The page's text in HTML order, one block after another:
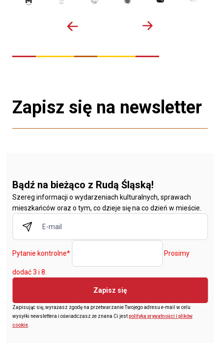
Zapisz się na newsletter
Bądź na bieżąco z Rudą Śląską!
Szereg informacji o wydarzeniach kulturalnych, sprawach
mieszkańców oraz o tym, co dzieje się na co dzień w mieście.
Pytanie kontrolne* Prosimy
dodać 3 i 8.
Zapisz się
Zapisując się, wyrażasz zgodę na przetwarzanie Twojego adresu e-mail w celu
wysyłki newslettera i oświadczasz że znana Ci jestpolityka prywatności i plików
cookie